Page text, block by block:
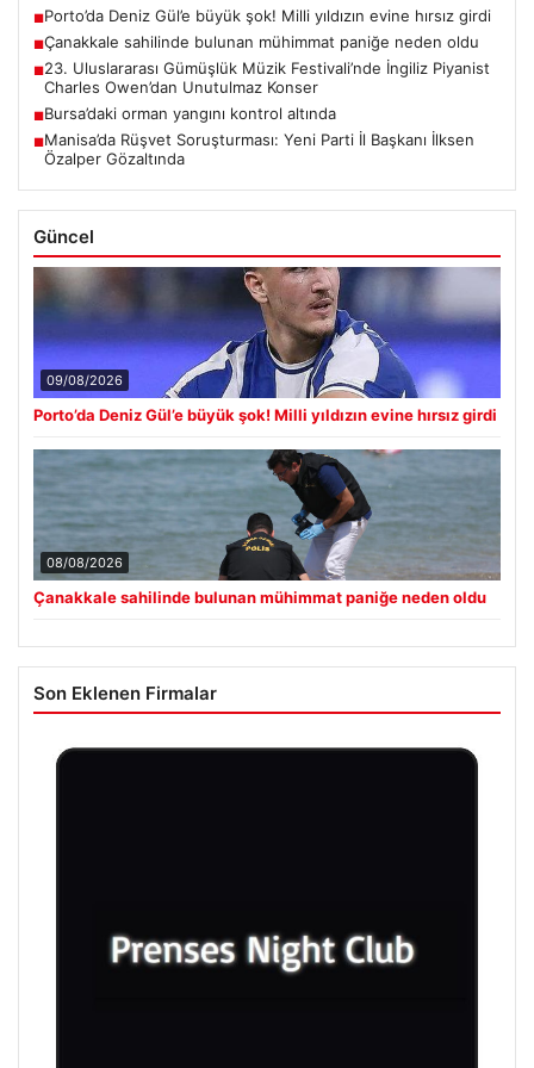
■Porto’da Deniz Gül’e büyük şok! Milli yıldızın evine hırsız girdi
■Çanakkale sahilinde bulunan mühimmat paniğe neden oldu
■23. Uluslararası Gümüşlük Müzik Festivali’nde İngiliz Piyanist
Charles Owen’dan Unutulmaz Konser
■Bursa’daki orman yangını kontrol altında
■Manisa’da Rüşvet Soruşturması: Yeni Parti İl Başkanı İlksen
Özalper Gözaltında
Güncel
09/08/2026
Porto’da Deniz Gül’e büyük şok! Milli yıldızın evine hırsız girdi
08/08/2026
Çanakkale sahilinde bulunan mühimmat paniğe neden oldu
Son Eklenen Firmalar